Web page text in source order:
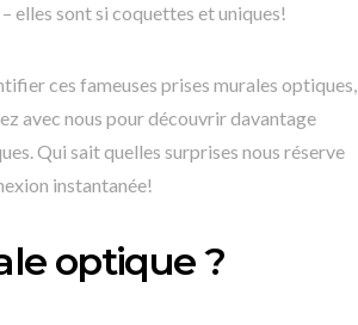
elles sont si coquettes et uniques!
ces fameuses prises murales optiques,
avec nous pour découvrir davantage
Qui sait quelles surprises nous réserve
instantanée!
optique ?